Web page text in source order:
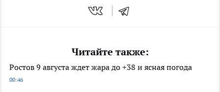
Читайте также:
Ростов 9 августа ждет жара до +38 и ясная погода
00:46